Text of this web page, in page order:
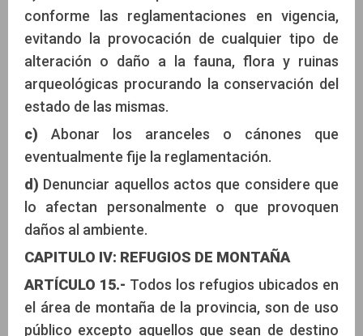
conforme las reglamentaciones en vigencia,
evitando la provocación de cualquier tipo de
alteración o daño a la fauna, flora y ruinas
arqueológicas procurando la conservación del
estado de las mismas.
c) Abonar los aranceles o cánones que
eventualmente fije la reglamentación.
d) Denunciar aquellos actos que considere que
lo afectan personalmente o que provoquen
daños al ambiente.
CAPITULO IV: REFUGIOS DE MONTAÑA
ARTÍCULO 15.- Todos los refugios ubicados en
el área de montaña de la provincia, son de uso
público excepto aquellos que sean de destino